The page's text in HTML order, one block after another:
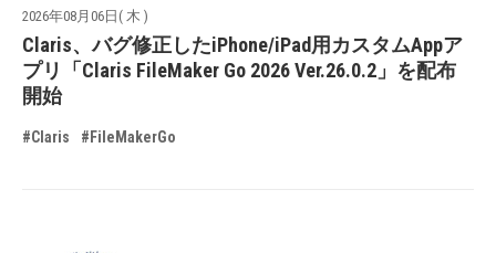
2026年08月06日( 木 )
Claris、バグ修正したiPhone/iPad用カスタムAppア
プリ「Claris FileMaker Go 2026 Ver.26.0.2」を配布
開始
#Claris #FileMakerGo